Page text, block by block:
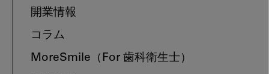
開業情報
コラム
MoreSmile （For 歯科衛生士）